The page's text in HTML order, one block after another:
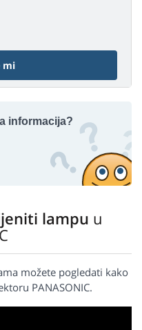
mi
informacija?
lampu u
možete pogledati kako
PANASONIC.